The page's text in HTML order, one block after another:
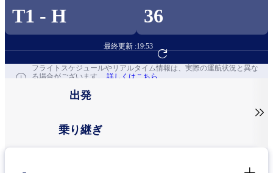
T1 - H 36
最終更新 :19:53
フライト予約へ
フライトスケジュールやリアルタイム情報は、実際の運航状況と異な
る場合がございます。 詳しくはこちら
出発
乗り継ぎ
